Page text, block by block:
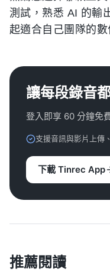
測試，熟悉 AI 的輸
起適合自己團隊的數
讓每段錄音
登入即享 60 分鐘免
支援音訊與影片上傳
下載 Tinrec App
推薦閱讀